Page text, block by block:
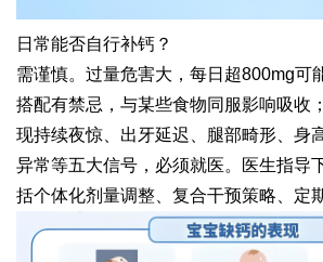
日常能否自行补钙？
需谨慎。过量危害大，每日超800mg可
搭配有禁忌，与某些食物同服影响吸收
现持续夜惊、出牙延迟、腿部畸形、身
异常等五大信号，必须就医。医生指导
括个体化剂量调整、复合干预策略、定